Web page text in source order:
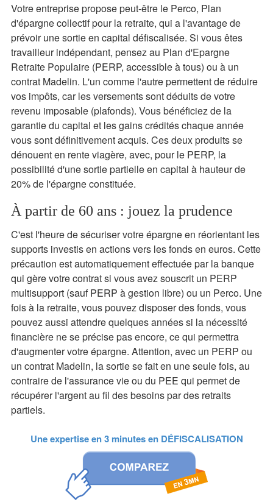
Votre entreprise propose peut-être le Perco, Plan
d'épargne collectif pour la retraite, qui a l'avantage de
prévoir une sortie en capital défiscalisée. Si vous êtes
travailleur indépendant, pensez au Plan d'Epargne
Retraite Populaire (PERP, accessible à tous) ou à un
contrat Madelin. L'un comme l'autre permettent de réduire
vos impôts, car les versements sont déduits de votre
revenu imposable (plafonds). Vous bénéficiez de la
garantie du capital et les gains crédités chaque année
vous sont définitivement acquis. Ces deux produits se
dénouent en rente viagère, avec, pour le PERP, la
possibilité d'une sortie partielle en capital à hauteur de
20% de l'épargne constituée.
À partir de 60 ans : jouez la prudence
C'est l'heure de sécuriser votre épargne en réorientant les
supports investis en actions vers les fonds en euros. Cette
précaution est automatiquement effectuée par la banque
qui gère votre contrat si vous avez souscrit un PERP
multisupport (sauf PERP à gestion libre) ou un Perco. Une
fois à la retraite, vous pouvez disposer des fonds, vous
pouvez aussi attendre quelques années si la nécessité
financière ne se précise pas encore, ce qui permettra
d'augmenter votre épargne. Attention, avec un PERP ou
un contrat Madelin, la sortie se fait en une seule fois, au
contraire de l'assurance vie ou du PEE qui permet de
récupérer l'argent au fil des besoins par des retraits
partiels.
Une expertise en 3 minutes en DÉFISCALISATION